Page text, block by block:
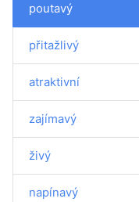
poutavý
přitažlivý
atraktivní
zajímavý
živý
napínavý